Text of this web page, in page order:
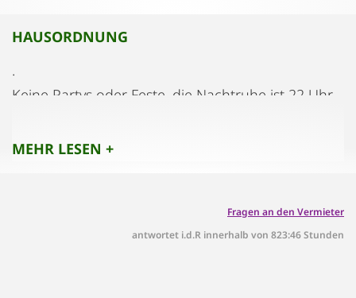
HAUSORDNUNG
.
Keine Partys oder Feste, die Nachtruhe ist 22 Uhr.
festgelegt.
MEHR LESEN +
Fragen an den Vermieter
antwortet i.d.R innerhalb von 823:46 Stunden